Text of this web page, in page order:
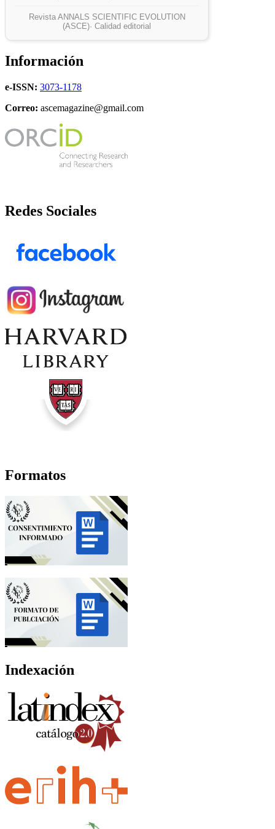
Revista ANNALS SCIENTIFIC EVOLUTION
(ASCE)· Calidad editorial
Información
e-ISSN: 3073-1178
Correo: ascemagazine@gmail.com
Redes Sociales
Formatos
Indexación